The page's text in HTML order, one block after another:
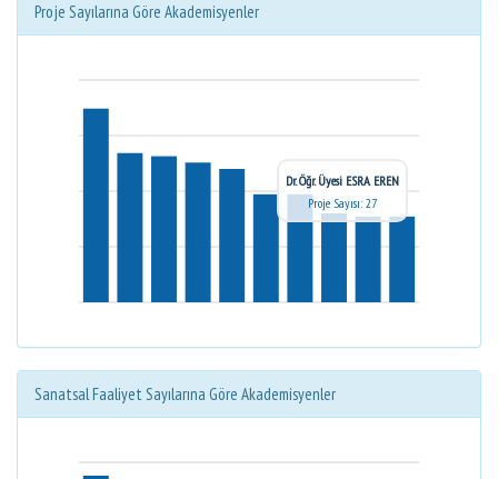
Proje Sayılarına Göre Akademisyenler
Dr. Öğr. Üyesi ESRA EREN
Proje Sayısı: 27
Sanatsal Faaliyet Sayılarına Göre Akademisyenler